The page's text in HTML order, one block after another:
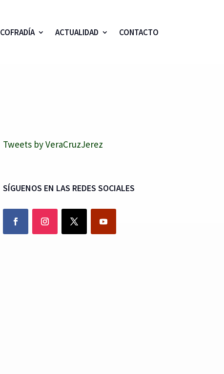
COFRADÍA ACTUALIDAD CONTACTO
Tweets by VeraCruzJerez
SÍGUENOS EN LAS REDES SOCIALES